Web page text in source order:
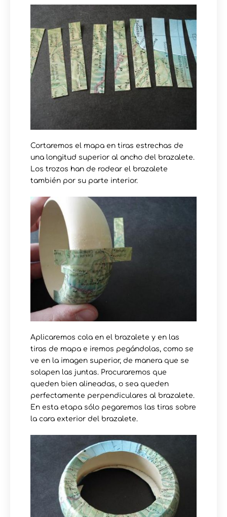
Cortaremos el mapa en tiras estrechas de
una longitud superior al ancho del brazalete.
Los trozos han de rodear el brazalete
también por su parte interior.
Aplicaremos cola en el brazalete y en las
tiras de mapa e iremos pegándolas, como se
ve en la imagen superior, de manera que se
solapen las juntas. Procuraremos que
queden bien alineadas, o sea queden
perfectamente perpendiculares al brazalete.
En esta etapa sólo pegaremos las tiras sobre
la cara exterior del brazalete.